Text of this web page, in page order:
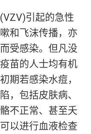
引起的急性
和飞沫传播，亦
受感染。但凡没
苗的人士均有机
期若感染水痘，
，包括皮肤病、
不正常、甚至夭
以进行血液检查